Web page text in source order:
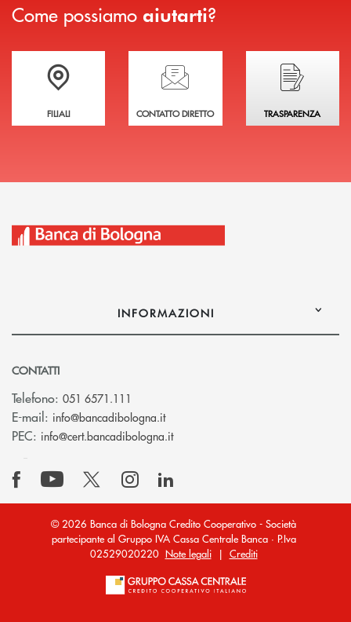
Come possiamo aiutarti?
Trova la filiale più vicina a te
FILIALI
Hai bisogno di assistenza immediata?
CONTATTO DIRETTO
Hai bisogno di
TRASPARENZA
INFORMAZIONI
CONTATTI
Telefono: 051 6571.111
E-mail: info@bancadibologna.it(si apre l’app di posta elettronica)
PEC: info@cert.bancadibologna.it(si apre l’app di posta
© 2026 Banca di Bologna Credito Cooperativo - Società
partecipante al Gruppo IVA Cassa Centrale Banca · P.Iva
02529020220 Note legali| Crediti